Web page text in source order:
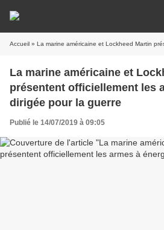
Accueil » La marine américaine et Lockheed Martin présentent
La marine américaine et
présentent officiellement les
dirigée pour la guerre
Publié le 14/07/2019 à 09:05